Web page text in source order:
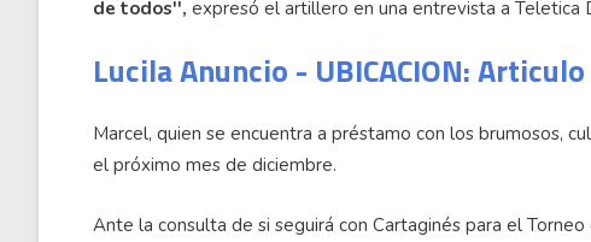
de todos'', expresó el artillero en una entrevista a Teletica
Lucila Anuncio - UBICACION: Articulo
Marcel, quien se encuentra a préstamo con los brumosos,
el próximo mes de diciembre.
Ante la consulta de si seguirá con Cartaginés para el